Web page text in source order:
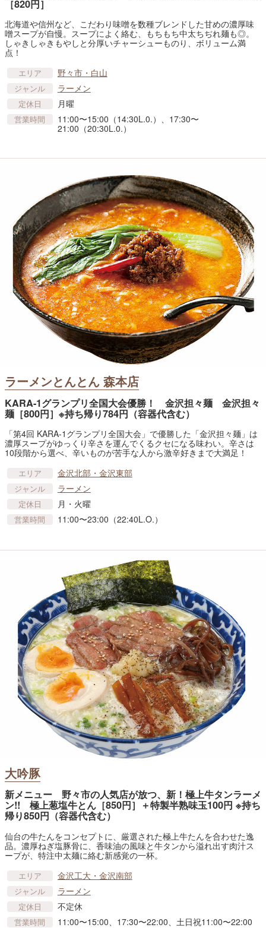
［820円］
北海道や信州など、こだわり味噌を数種ブレンドした甘めの濃厚味
噌スープが自慢。スープによく絡む、もちもち中太ちぢれ麺も◎。
しゃきしゃきもやしと分厚いチャーシューものり、ボリューム満
点！
エリア 野々市・白山
ジャンル ラーメン
定休日 月曜
営業時間
11:00〜15:00（14:30L.0.）、17:30〜
21:00（20:30L.0.）
ラーメンとんとん 森本店
KARA-1グランプリ全国大会優勝！ 金沢担々麺 金沢担々
麺［800円］※持ち帰り784円（容器代含む）
「第4回 KARA-1グランプリ全国大会」で優勝した「金沢担々麺」は
濃厚スープがゆっくり辛さを運んでくるクセになる味わい。辛さは
10段階から選べ、辛いものが苦手な人から激辛好きまで大満足！
エリア 金沢北部・金沢東部
ジャンル ラーメン
定休日 月・火曜
営業時間 11:00〜23:00（22:40L.O.）
大吟豚
新メニュー 野々市の人気店が放つ、新！極上牛タンラーメ
ン!! 極上葱塩牛とん［850円］＋特製半熟味玉100円 ※持ち
帰り850円（容器代含む）
仙台の牛たんをコンセプトに、厳選された極上牛たんを合わせた逸
品。濃厚ねぎ塩豚骨に、香味油の風味と牛タンから溢れ出す肉汁ス
ープが、特注中太麺に絡む新感覚の一杯。
エリア 金沢工大・金沢南部
ジャンル ラーメン
定休日 不定休
営業時間 11:00〜15:00、17:30〜22:00、土日祝11:00〜22:00